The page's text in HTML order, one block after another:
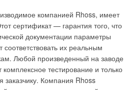
компанией Rhoss, имеет
сертификат — гарантия того, что
документации параметры
соответствовать их реальным
Любой произведенный на заводе
комплексное тестирование и только
заказчику. Компания Rhoss
работы устройство сравнивает
датчика с
у отопительного прибора в том
рис. 2) и вносит
в работу всех остальных
алгоритм автоподстройки
влияния воздушных